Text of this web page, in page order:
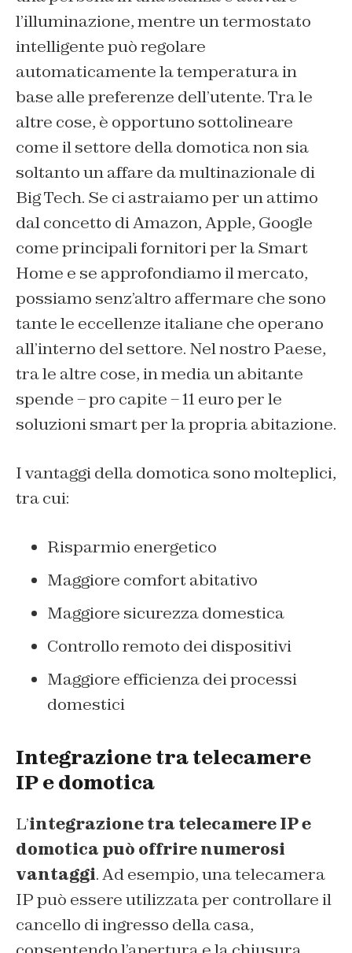
l’illuminazione, mentre un termostato
intelligente può regolare
automaticamente la temperatura in
base alle preferenze dell’utente. Tra le
altre cose, è opportuno sottolineare
come il settore della domotica non sia
soltanto un affare da multinazionale di
Big Tech. Se ci astraiamo per un attimo
dal concetto di Amazon, Apple, Google
come principali fornitori per la Smart
Home e se approfondiamo il mercato,
possiamo senz’altro affermare che sono
tante le eccellenze italiane che operano
all’interno del settore. Nel nostro Paese,
tra le altre cose, in media un abitante
spende – pro capite – 11 euro per le
soluzioni smart per la propria abitazione.
I vantaggi della domotica sono molteplici,
tra cui:
Risparmio energetico
Maggiore comfort abitativo
Maggiore sicurezza domestica
Controllo remoto dei dispositivi
Maggiore efficienza dei processi
domestici
Integrazione tra telecamere
IP e domotica
L’integrazione tra telecamere IP e
domotica può offrire numerosi
vantaggi. Ad esempio, una telecamera
IP può essere utilizzata per controllare il
cancello di ingresso della casa,